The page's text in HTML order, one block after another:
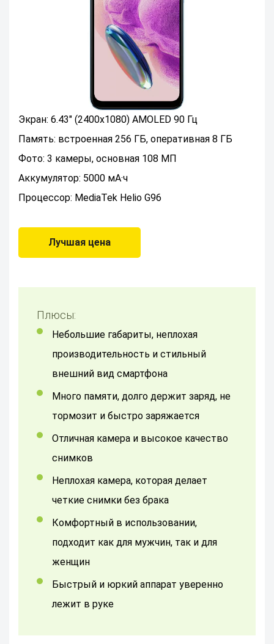
Экран: 6.43" (2400x1080) AMOLED 90 Гц
Память: встроенная 256 ГБ, оперативная 8 ГБ
Фото: 3 камеры, основная 108 МП
Аккумулятор: 5000 мА·ч
Процессор: MediaTek Helio G96
Лучшая цена
Плюсы:
Небольшие габариты, неплохая
производительность и стильный
внешний вид смартфона
Много памяти, долго держит заряд, не
тормозит и быстро заряжается
Отличная камера и высокое качество
снимков
Неплохая камера, которая делает
четкие снимки без брака
Комфортный в использовании,
подходит как для мужчин, так и для
женщин
Быстрый и юркий аппарат уверенно
лежит в руке